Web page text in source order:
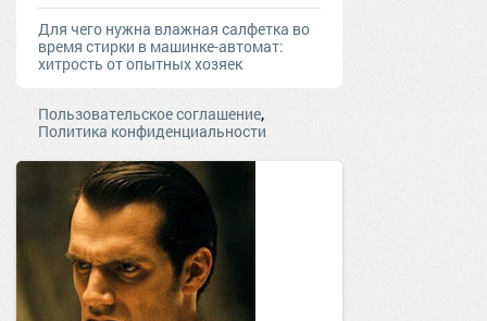
Для чего нужна влажная салфетка во
время стирки в машинке-автомат:
хитрость от опытных хозяек
Пользовательское соглашение,
Политика конфиденциальности